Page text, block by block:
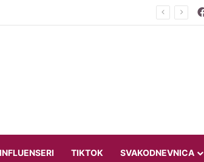
natjerali smo ih na diplomatiju
INFLUENSERI TIKTOK SVAKODNEVNICA